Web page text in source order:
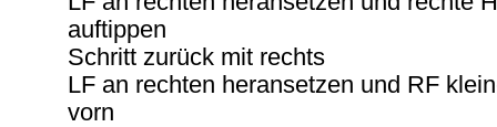
auftippen
Schritt zurück mit rechts
LF an rechten heransetzen und RF
vorn